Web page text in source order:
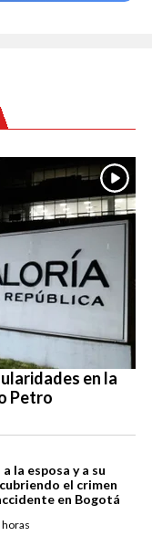
en la
Petro
la esposa y a su
el crimen
en Bogotá
horas